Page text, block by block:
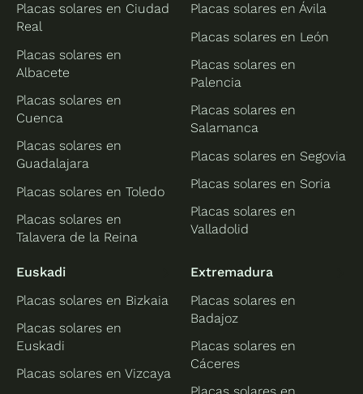
Placas solares en Ciudad
Real
Placas solares en
Albacete
Placas solares en
Cuenca
Placas solares en
Guadalajara
Placas solares en Toledo
Placas solares en
Talavera de la Reina
Placas solares en Ávila
Placas solares en León
Placas solares en
Palencia
Placas solares en
Salamanca
Placas solares en Segovia
Placas solares en Soria
Placas solares en
Valladolid
Euskadi
Placas solares en Bizkaia
Placas solares en
Euskadi
Placas solares en Vizcaya
Extremadura
Placas solares en
Badajoz
Placas solares en
Cáceres